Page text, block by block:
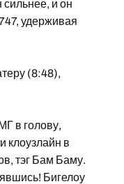
сильнее, и он
удерживая
(8:48),
в голову,
клоузлайн в
тэг Бам Баму.
Бигелоу